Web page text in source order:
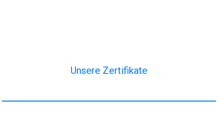
Unsere Zertifikate